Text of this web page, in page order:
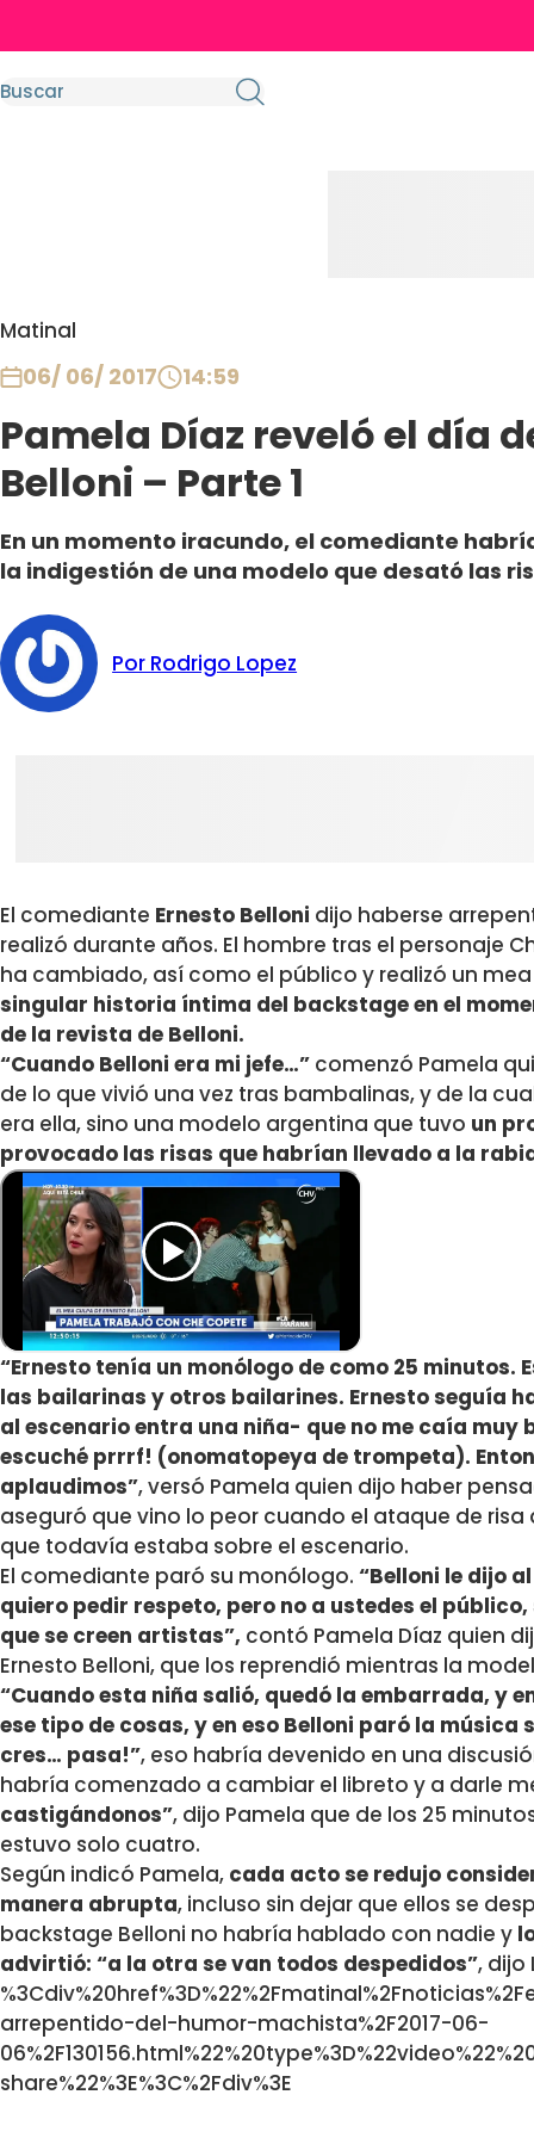
Matinal
06/ 06/ 2017 14:59
Pamela Díaz reveló el día
Belloni – Parte 1
En un momento iracundo, el comediante
la indigestión de una modelo que desató las
Por Rodrigo Lopez
El comediante Ernesto Belloni dijo haberse
realizó durante años. El hombre tras el personaje
ha cambiado, así como el público y realizó un
singular historia íntima del backstage en el
de la revista de Belloni.
“Cuando Belloni era mi jefe…” comenzó Pamela
de lo que vivió una vez tras bambalinas, y de la
era ella, sino una modelo argentina que tuvo un
provocado las risas que habrían llevado a la
“Ernesto tenía un monólogo de como 25 minutos.
las bailarinas y otros bailarines. Ernesto seguía
al escenario entra una niña- que no me caía muy
escuché prrrf! (onomatopeya de trompeta).
aplaudimos”, versó Pamela quien dijo haber
aseguró que vino lo peor cuando el ataque de risa
que todavía estaba sobre el escenario.
El comediante paró su monólogo. “Belloni le dijo
quiero pedir respeto, pero no a ustedes el
que se creen artistas”, contó Pamela Díaz quien
Ernesto Belloni, que los reprendió mientras la
“Cuando esta niña salió, quedó la embarrada, y
ese tipo de cosas, y en eso Belloni paró la música
cres… pasa!”, eso habría devenido en una
habría comenzado a cambiar el libreto y a darle
castigándonos”, dijo Pamela que de los 25
estuvo solo cuatro.
Según indicó Pamela, cada acto se redujo
manera abrupta, incluso sin dejar que ellos se
backstage Belloni no habría hablado con nadie y
advirtió: “a la otra se van todos despedidos”, dijo
arrepentido-del-humor-machista%2F2017-06-
share%22%3E%3C%2Fdiv%3E